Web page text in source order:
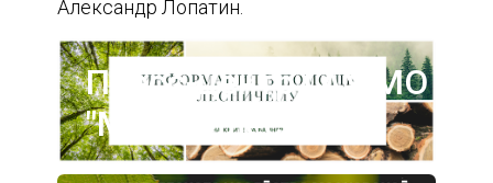
Александр Лопатин.
Пресс-центр ГАУ МО
"Мособллес"